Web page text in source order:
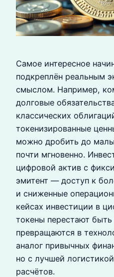
Самое интересное
подкреплён реальным
смыслом. Например,
долговые
классических
токенизированные
можно дробить до
почти мгновенно.
цифровой актив с
эмитент — доступ к
и сниженные
кейсах инвестиции в
токены перестают
превращаются в
аналог привычных
но с лучшей
расчётов.